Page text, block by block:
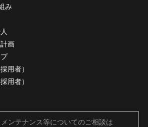
み
画
用者）
用者）
ンテナンス等についてのご相談は